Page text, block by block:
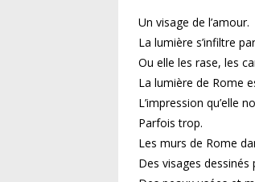
Un visage de l’amour.
La lumière s’infiltre
Ou elle les rase, les
La lumière de Rome
L’impression qu’elle
Parfois trop.
Les murs de Rome
Des visages dessinés